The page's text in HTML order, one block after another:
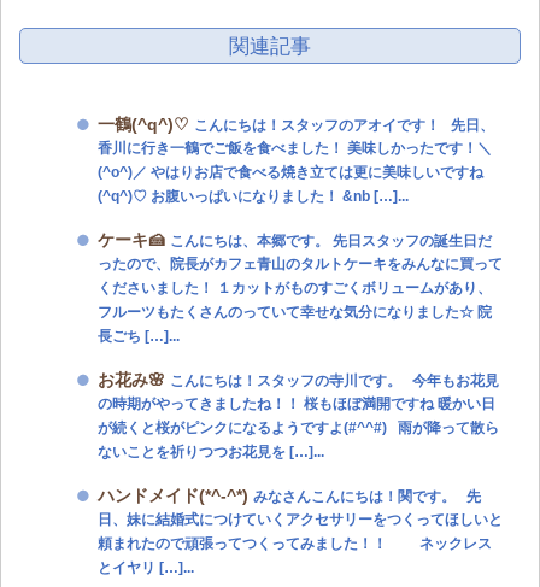
関連記事
一鶴(^q^)♡ こんにちは！スタッフのアオイです！ 先日、
香川に行き一鶴でご飯を食べました！ 美味しかったです！＼
(^o^)／ やはりお店で食べる焼き立ては更に美味しいですね
(^q^)♡ お腹いっぱいになりました！ &nb […]...
ケーキ🍰 こんにちは、本郷です。 先日スタッフの誕生日だ
ったので、院長がカフェ青山のタルトケーキをみんなに買って
くださいました！ １カットがものすごくボリュームがあり、
フルーツもたくさんのっていて幸せな気分になりました☆ 院
長ごち […]...
お花み🌸 こんにちは！スタッフの寺川です。 今年もお花見
の時期がやってきましたね！！ 桜もほぼ満開ですね 暖かい日
が続くと桜がピンクになるようですよ(#^^#) 雨が降って散ら
ないことを祈りつつお花見を […]...
ハンドメイド(*^-^*) みなさんこんにちは！関です。 先
日、妹に結婚式につけていくアクセサリーをつくってほしいと
頼まれたので頑張ってつくってみました！！ ネックレス
とイヤリ […]...